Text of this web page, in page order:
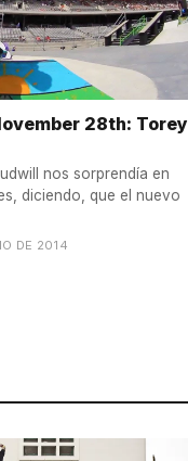
28th: Torey
nos sorprendía en
diciendo, que el nuevo
DE 2014